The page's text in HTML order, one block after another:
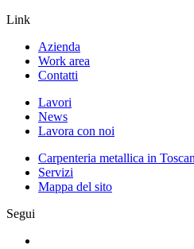
Link
Azienda
Work area
Contatti
Lavori
News
Lavora con noi
Carpenteria metallica in
Servizi
Mappa del sito
Segui